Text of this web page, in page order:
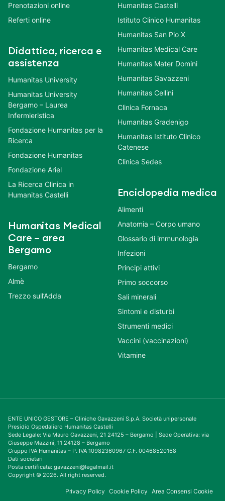
Prenotazioni online
Referti online
Didattica, ricerca e
assistenza
Humanitas University
Humanitas University
Bergamo – Laurea
Infermieristica
Fondazione Humanitas per la
Ricerca
Fondazione Humanitas
Fondazione Ariel
La Ricerca Clinica in
Humanitas Castelli
Humanitas Medical
Care – area
Bergamo
Bergamo
Almè
Trezzo sull’Adda
Humanitas Castelli
Istituto Clinico Humanitas
Humanitas San Pio X
Humanitas Medical Care
Humanitas Mater Domini
Humanitas Gavazzeni
Humanitas Cellini
Clinica Fornaca
Humanitas Gradenigo
Humanitas Istituto Clinico
Catenese
Clinica Sedes
Enciclopedia medica
Alimenti
Anatomia – Corpo umano
Glossario di immunologia
Infezioni
Principi attivi
Primo soccorso
Sali minerali
Sintomi e disturbi
Strumenti medici
Vaccini (vaccinazioni)
Vitamine
ENTE UNICO GESTORE – Cliniche Gavazzeni S.p.A. Società unipersonale
Presidio Ospedaliero Humanitas Castelli
Sede Legale: Via Mauro Gavazzeni, 21 24125 – Bergamo | Sede Operativa: via
Giuseppe Mazzini, 11 24128 – Bergamo
Gruppo IVA Humanitas – P. IVA 10982360967 C.F. 00468520168
Dati societari
Posta certificata: gavazzeni@legalmail.it
Copyright © 2026. All right reserved.
Privacy Policy Cookie Policy Area Consensi Cookie